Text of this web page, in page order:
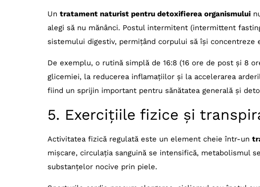
Un tratament naturist pentru detoxifierea organismului
alegi să nu mănânci. Postul intermitent (intermittent
sistemului digestiv, permițând corpului să își
De exemplu, o rutină simplă de 16:8 (16 ore de post și 8
glicemiei, la reducerea inflamațiilor și la accelerarea
fiind un sprijin important pentru sănătatea generală și
5. Exercițiile fizice și
Activitatea fizică regulată este un element cheie într-un
mișcare, circulația sanguină se intensifică, metabolismul
substanțelor nocive prin piele.